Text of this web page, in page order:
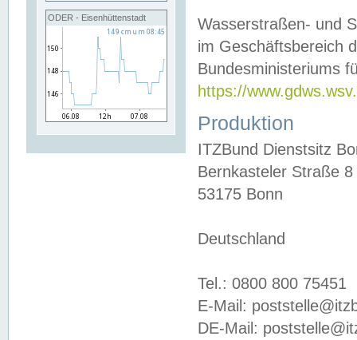
ODER - Eisenhüttenstadt
Wasserstraßen- und
im Geschäftsbereich
Bundesministeriums
https://
Produktion
ITZBund Dienstsitz
Bernkasteler Straße 8
53175 Bonn
Deutschland
Tel.: 0800 800 75451
E-Mail:
DE-Mail: